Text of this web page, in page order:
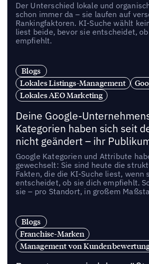
Der Unterschied lokale und
schon immer da – sie laufen auf
Rankingfaktoren. KI-Suche wählt
liest beide, bevor sie entscheidet,
empfiehlt.
Blogs
Lokales Listings-Management
Lokales AEO Marketing
Deine Google-
Kategorien haben sich seit
nicht geändert – ihr
Google Kategorien und Attribute
gewechselt: Sie sind heute die
Fakten, die die KI-Suche liest, wenn
entscheidet, ob sie dich empfiehlt.
sie – pro Standort, in großem
Blogs
Franchise-Marken
Management von